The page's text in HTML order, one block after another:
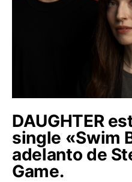
DAUGHTER
single «Swim
adelanto de
Game.